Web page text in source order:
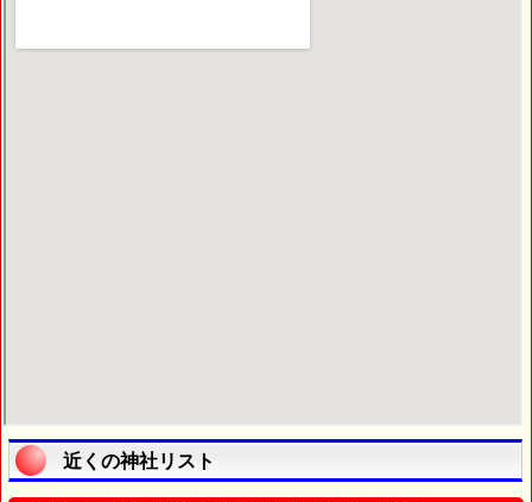
近くの神社リスト